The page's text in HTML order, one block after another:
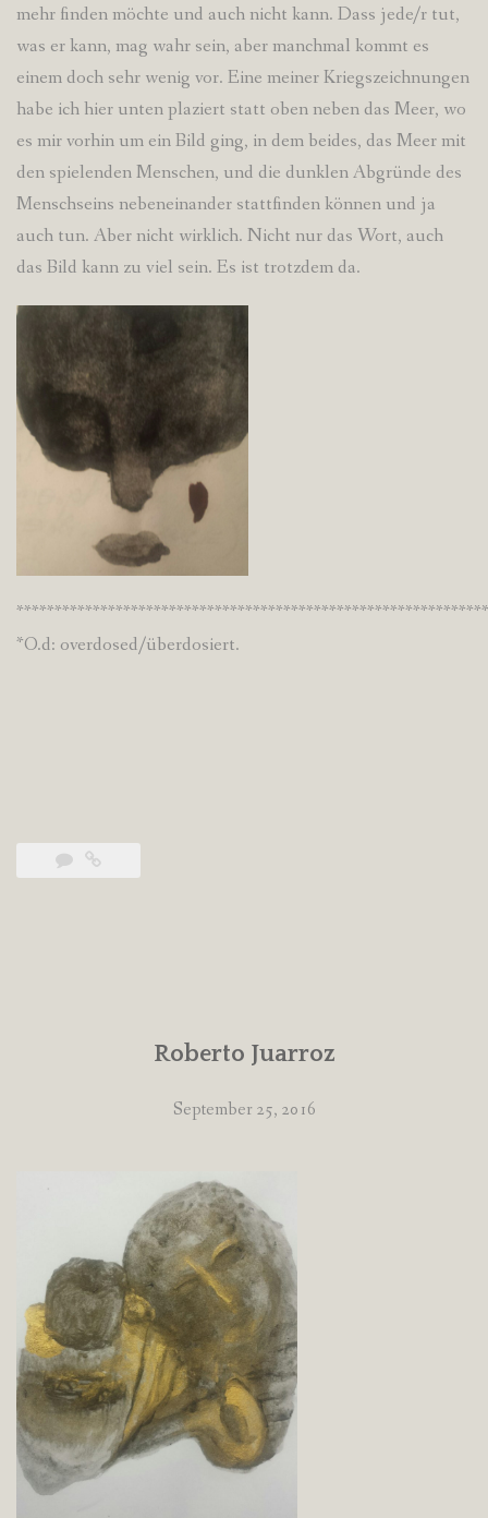
mehr finden möchte und auch nicht kann. Dass jede/r tut,
was er kann, mag wahr sein, aber manchmal kommt es
einem doch sehr wenig vor. Eine meiner Kriegszeichnungen
habe ich hier unten plaziert statt oben neben das Meer, wo
es mir vorhin um ein Bild ging, in dem beides, das Meer mit
den spielenden Menschen, und die dunklen Abgründe des
Menschseins nebeneinander stattfinden können und ja
auch tun. Aber nicht wirklich. Nicht nur das Wort, auch
das Bild kann zu viel sein. Es ist trotzdem da.
*O.d: overdosed/überdosiert.
Roberto Juarroz
September 25, 2016